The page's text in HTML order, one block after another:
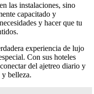
las instalaciones, sino
capacitado y
y hacer que tu
experiencia de lujo
Con sus hoteles
del ajetreo diario y
belleza.